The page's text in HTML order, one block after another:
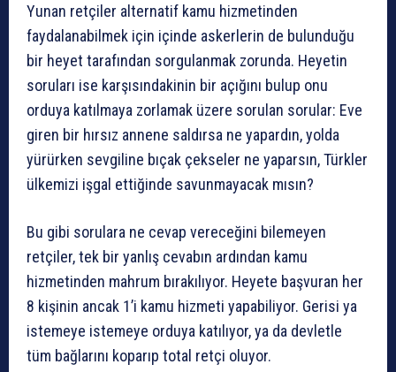
Yunan retçiler alternatif kamu hizmetinden
faydalanabilmek için içinde askerlerin de bulunduğu
bir heyet tarafından sorgulanmak zorunda. Heyetin
soruları ise karşısındakinin bir açığını bulup onu
orduya katılmaya zorlamak üzere sorulan sorular: Eve
giren bir hırsız annene saldırsa ne yapardın, yolda
yürürken sevgiline bıçak çekseler ne yaparsın, Türkler
ülkemizi işgal ettiğinde savunmayacak mısın?
Bu gibi sorulara ne cevap vereceğini bilemeyen
retçiler, tek bir yanlış cevabın ardından kamu
hizmetinden mahrum bırakılıyor. Heyete başvuran her
8 kişinin ancak 1’i kamu hizmeti yapabiliyor. Gerisi ya
istemeye istemeye orduya katılıyor, ya da devletle
tüm bağlarını koparıp total retçi oluyor.